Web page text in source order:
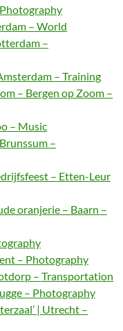
– World
–
– Training
– Bergen op Zoom –
– Music
–
– Etten-Leur
oranjerie – Baarn –
– Photography
– Transportation
– Photography
| Utrecht –